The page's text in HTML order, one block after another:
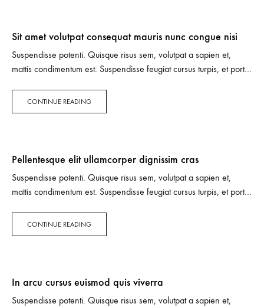
Sit amet volutpat consequat mauris nunc congue nisi
Suspendisse potenti. Quisque risus sem, volutpat a sapien et,
mattis condimentum est. Suspendisse feugiat cursus turpis, et porta
sodales pellentesque, commodo…
CONTINUE READING
Pellentesque elit ullamcorper dignissim cras
Suspendisse potenti. Quisque risus sem, volutpat a sapien et,
mattis condimentum est. Suspendisse feugiat cursus turpis, et porta
sodales pellentesque, commodo…
CONTINUE READING
In arcu cursus euismod quis viverra
Suspendisse potenti. Quisque risus sem, volutpat a sapien et,